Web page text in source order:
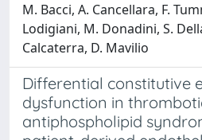
M. Bacci, A. Cancellara, F.
Lodigiani, M. Donadini, S.
Calcaterra, D. Mavilio
Differential constitutive
dysfunction in
antiphospholipid